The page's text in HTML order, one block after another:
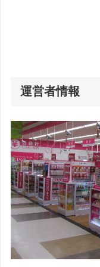
運営者情報